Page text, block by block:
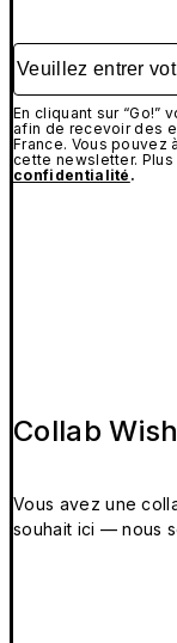
Veuillez entrer
En cliquant sur
afin de recevoir des
France. Vous pouvez
cette newsletter. Plus
confidentialité .
Collab
Vous avez une
souhait ici — nous